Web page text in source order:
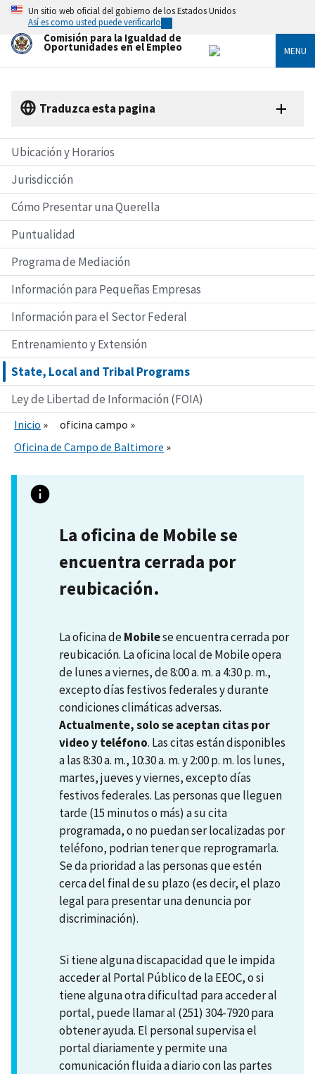
Skip
main
content
Un sitio web oficial del gobierno de los Estados Unidos
Así es como usted puede verificarlo
Comisión para la Igualdad de
Oportunidades en el Empleo MENU
Traduzca esta pagina
Ubicación y Horarios
Jurisdicción
Cómo Presentar una Querella
Puntualidad
Programa de Mediación
Información para Pequeñas Empresas
Información para el Sector Federal
Entrenamiento y Extensión
State, Local and Tribal Programs
Ley de Libertad de Información (FOIA)
Inicio
oficina campo
Oficina de Campo de Baltimore
La oficina de Mobile se
encuentra cerrada por
reubicación.
La oficina deMobilese encuentra cerrada por
reubicación. La oficina local de Mobile opera
de lunes a viernes, de 8:00 a. m. a 4:30 p. m.,
excepto días festivos federales y durante
condiciones climáticas adversas.
Actualmente, solo se aceptan citas por
video y teléfono. Las citas están disponibles
a las 8:30 a. m., 10:30 a. m. y 2:00 p. m. los lunes,
martes, jueves y viernes, excepto días
festivos federales. Las personas que lleguen
tarde (15 minutos o más) a su cita
programada, o no puedan ser localizadas por
teléfono, podrian tener que reprogramarla.
Se da prioridad a las personas que estén
cerca del final de su plazo (es decir, el plazo
legal para presentar una denuncia por
discriminación).
Si tiene alguna discapacidad que le impida
acceder al Portal Público de la EEOC, o si
tiene alguna otra dificultad para acceder al
portal, puede llamar al (251) 304-7920 para
obtener ayuda. El personal supervisa el
portal diariamente y permite una
comunicación fluida a diario con las partes